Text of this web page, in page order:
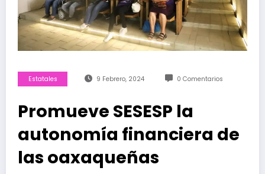
Estatales 9 Febrero, 2024 0 Comentarios
Promueve SESESP la
autonomía financiera de
las oaxaqueñas